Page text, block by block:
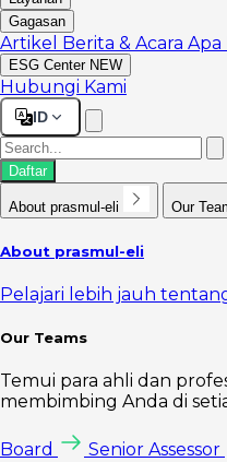
Gagasan
Artikel Berita & Acara Apa
ESG Center NEW
Hubungi Kami
ID
Daftar
About prasmul-eli Our
About prasmul-eli
Pelajari lebih jauh
Our Teams
Temui para ahli dan
membimbing Anda di
Board Senior Assessor